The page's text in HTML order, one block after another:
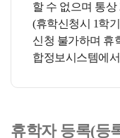
할 수 없으며 통상
(휴학신청시 1학
신청 불가하며 휴
합정보시스템에
휴학자 등록(등